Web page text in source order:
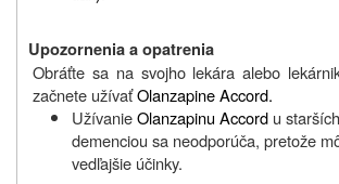
Upozornenia a opatrenia
Obráťte sa na svojho lekára alebo
začnete užívať Olanzapine Accord.
UžívanieOlanzapinu Accord u
demenciou sa neodporúča, pretože
vedľajšie účinky.